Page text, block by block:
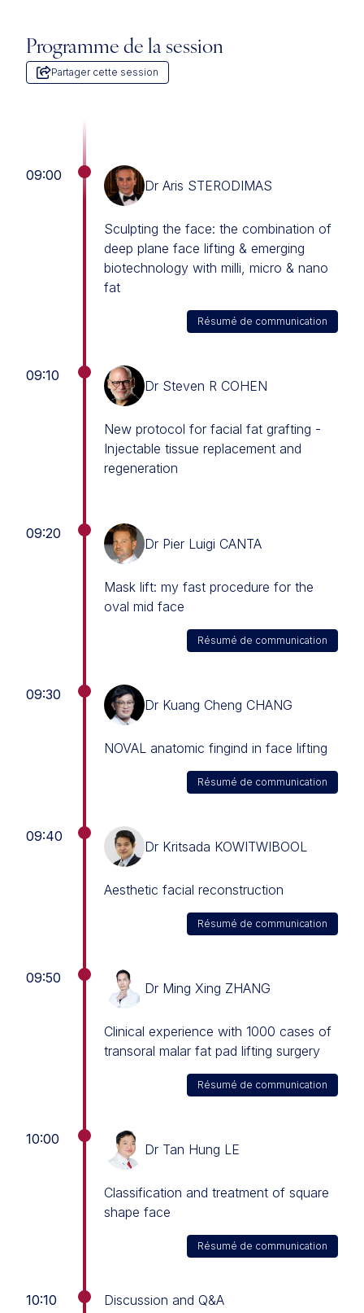
Programme de la session
Partager cette session
09:00
Dr Aris STERODIMAS
Sculpting the face: the combination of
deep plane face lifting & emerging
biotechnology with milli, micro & nano
fat
Résumé de communication
09:10
Dr Steven R COHEN
New protocol for facial fat grafting -
Injectable tissue replacement and
regeneration
09:20
Dr Pier Luigi CANTA
Mask lift: my fast procedure for the
oval mid face
Résumé de communication
09:30
Dr Kuang Cheng CHANG
NOVAL anatomic fingind in face lifting
Résumé de communication
09:40
Dr Kritsada KOWITWIBOOL
Aesthetic facial reconstruction
Résumé de communication
09:50
Dr Ming Xing ZHANG
Clinical experience with 1000 cases of
transoral malar fat pad lifting surgery
Résumé de communication
10:00
Dr Tan Hung LE
Classification and treatment of square
shape face
Résumé de communication
10:10 Discussion and Q&A